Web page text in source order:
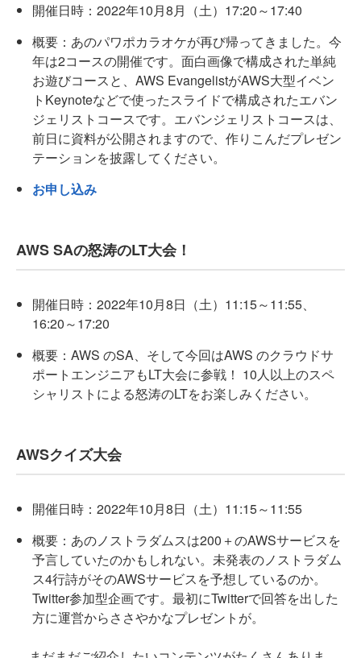
開催日時：2022年10月8月（土）17:20～17:40
概要：あのパワポカラオケが再び帰ってきました。今
年は2コースの開催です。面白画像で構成された単純
お遊びコースと、AWS EvangelistがAWS大型イベン
トKeynoteなどで使ったスライドで構成されたエバン
ジェリストコースです。エバンジェリストコースは、
前日に資料が公開されますので、作りこんだプレゼン
テーションを披露してください。
お申し込み
AWS SAの怒涛のLT大会！
開催日時：2022年10月8日（土）11:15～11:55、
16:20～17:20
概要：AWS のSA、そして今回はAWS のクラウドサ
ポートエンジニアもLT大会に参戦！ 10人以上のスペ
シャリストによる怒涛のLTをお楽しみください。
AWSクイズ大会
開催日時：2022年10月8日（土）11:15～11:55
概要：あのノストラダムスは200＋のAWSサービスを
予言していたのかもしれない。未発表のノストラダム
ス4行詩がそのAWSサービスを予想しているのか。
Twitter参加型企画です。最初にTwitterで回答を出した
方に運営からささやかなプレゼントが。